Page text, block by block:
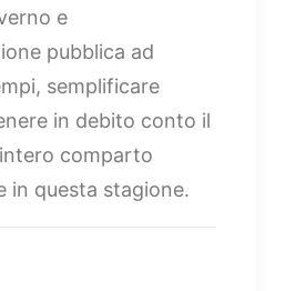
e
pubblica ad
semplificare
in debito conto il
comparto
in questa stagione.